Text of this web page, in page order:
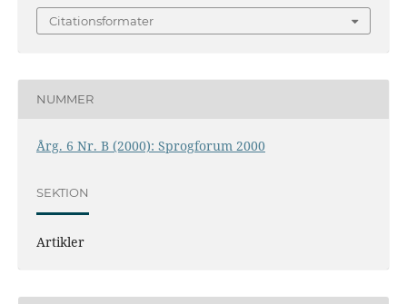
Citationsformater
NUMMER
Årg. 6 Nr. B (2000): Sprogforum 2000
SEKTION
Artikler